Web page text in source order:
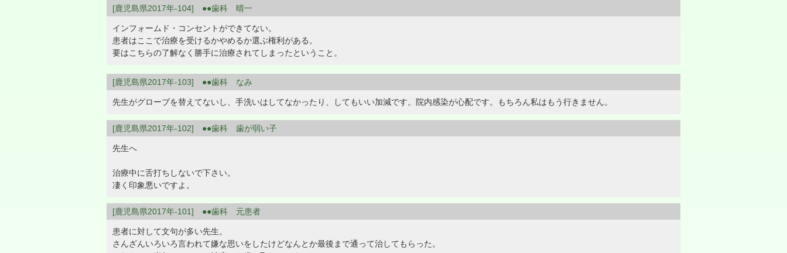
[鹿児島県2017年-104] ●●歯科 晴一
インフォームド・コンセントができてない。
患者はここで治療を受けるかやめるか選ぶ権利がある。
要はこちらの了解なく勝手に治療されてしまったということ。
[鹿児島県2017年-103] ●●歯科 なみ
先生がグローブを替えてないし、手洗いはしてなかったり、してもいい加減です。院内感染が心配です。もちろん私はもう行きません。
[鹿児島県2017年-102] ●●歯科 歯が弱い子
先生へ
治療中に舌打ちしないで下さい。
凄く印象悪いですよ。
[鹿児島県2017年-101] ●●歯科 元患者
患者に対して文句が多い先生。
さんざんいろいろ言われて嫌な思いをしたけどなんとか最後まで通って治してもらった。